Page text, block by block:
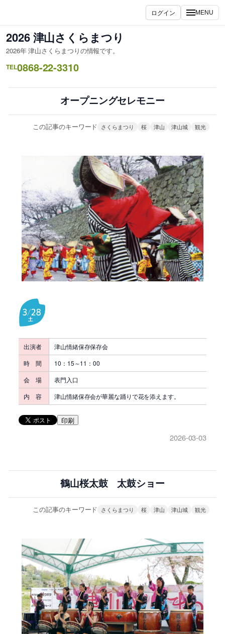
を
ス
キ
ッ
ログイン MENU
2026 津山さくらまつり
2026年 津山さくらまつりの情報です。
TEL0868-22-3310
オープニングセレモニー
この記事のキーワード さくらまつり 桜 津山 津山城 観光
出演者
津山情緒保存保存会
時 間
10：15～11：00
会 場
表門入口
内 容
津山情緒保存会が華麗な踊りで花を添えます。
印刷
2026-03-03
鶴山桜太鼓 太鼓ショー
この記事のキーワード さくらまつり 桜 津山 津山城 観光